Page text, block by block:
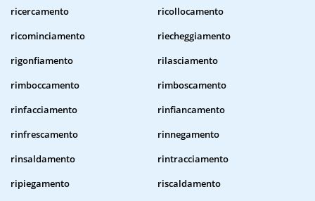
ricercamento
ricollocamento
ricominciamento
riecheggiamento
rigonfiamento
rilasciamento
rimboccamento
rimboscamento
rinfacciamento
rinfiancamento
rinfrescamento
rinnegamento
rinsaldamento
rintracciamento
ripiegamento
riscaldamento